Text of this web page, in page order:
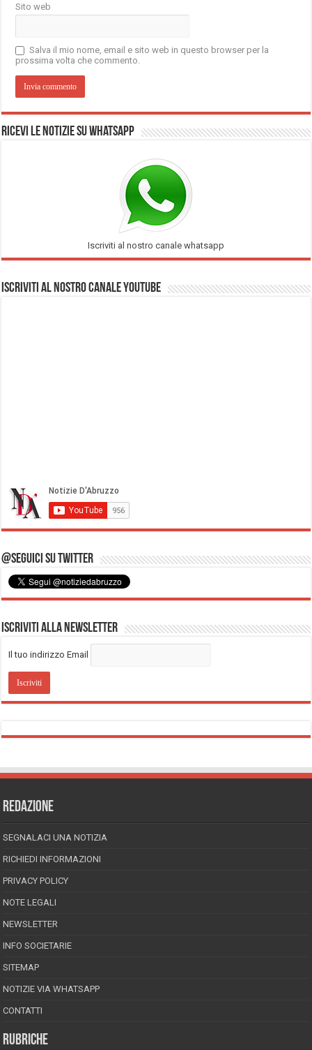
Sito web
Salva il mio nome, email e sito web in questo browser per la
prossima volta che commento.
Ricevi le notizie su Whatsapp
Iscriviti al nostro canale whatsapp
Iscriviti al nostro Canale Youtube
@Seguici su Twitter
Iscriviti alla Newsletter
Il tuo indirizzo Email
REDAZIONE
SEGNALACI UNA NOTIZIA
RICHIEDI INFORMAZIONI
PRIVACY POLICY
NOTE LEGALI
NEWSLETTER
INFO SOCIETARIE
SITEMAP
NOTIZIE VIA WHATSAPP
CONTATTI
RUBRICHE